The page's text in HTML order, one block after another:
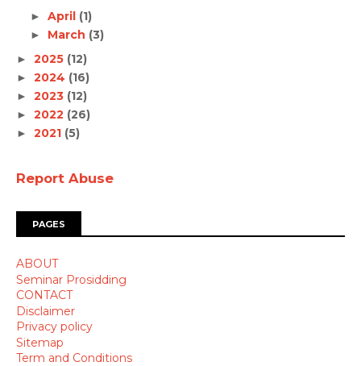
► April (1)
► March (3)
► 2025 (12)
► 2024 (16)
► 2023 (12)
► 2022 (26)
► 2021 (5)
Report Abuse
PAGES
ABOUT
Seminar Prosidding
CONTACT
Disclaimer
Privacy policy
Sitemap
Term and Conditions